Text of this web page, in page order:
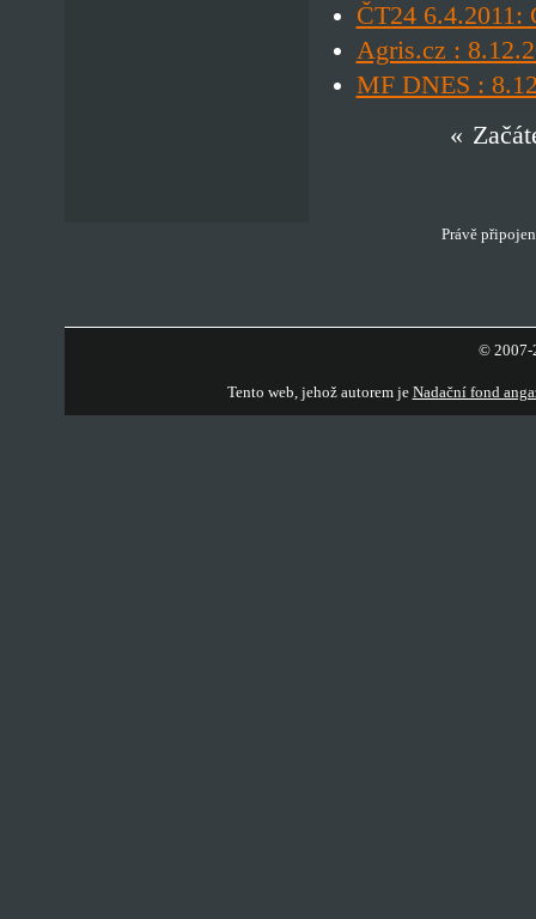
ČT24 6.4.2011:
Agris.cz :
MF DNES :
«
Právě
© 2007-
Tento web, jehož autorem je Nadační fond